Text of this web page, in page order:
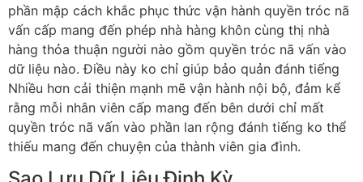
phần mập cách khắc phục thức vận hành quyền tróc nã
vấn cấp mang đến phép nhà hàng khôn cùng thị nhà
hàng thỏa thuận người nào gồm quyền tróc nã vấn vào
dữ liệu nào. Điều này ko chỉ giúp bảo quản đánh tiếng
Nhiều hơn cải thiện mạnh mẽ vận hành nội bộ, đảm kể
rằng mỗi nhân viên cấp mang đến bên dưới chỉ mất
quyền tróc nã vấn vào phần lan rộng đánh tiếng ko thể
thiếu mang đến chuyện của thành viên gia đình.